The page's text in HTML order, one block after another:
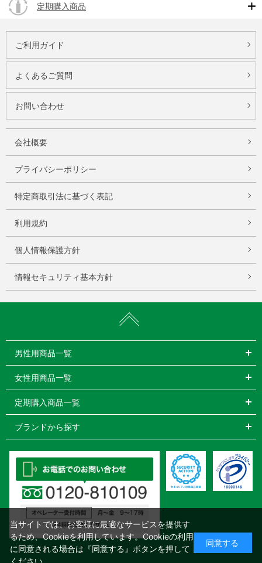
定期購入商品
ご利用ガイド
よくあるご質問
お問い合わせ
会社概要
プライバシーポリシー
特定商取引法に基づく表記
利用規約
個人情報保護方針
情報セキュリティ基本方針
男性用商品一覧
女性用商品一覧
定期購入商品一覧
ブランドから探す
当サイトでは、お客様に最適なサービスを提供す
るため、Cookieを利用しています。Cookieの利用
に同意される場合は『同意する』ボタンを押して
同意する